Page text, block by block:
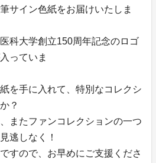
サイン色紙をお届けいたしま
科大学創立150周年記念のロゴ
っていま
を手に入れて、特別なコレクシ
？
またファンコレクションの一つ
逃しなく！
すので、お早めにご支援くださ